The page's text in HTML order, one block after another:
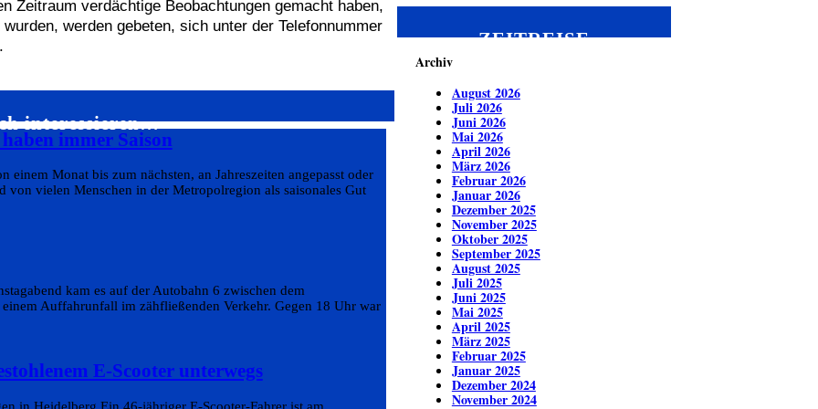
Zeitraum verdächtige Beobachtungen gemacht haben,
werden gebeten, sich unter der Telefonnummer
interessieren…
immer Saison
Monat bis zum nächsten, an Jahreszeiten angepasst oder
vielen Menschen in der Metropolregion als saisonales Gut
kam es auf der Autobahn 6 zwischen dem
Auffahrunfall im zähfließenden Verkehr. Gegen 18 Uhr war
E-Scooter unterwegs
in Heidelberg Ein 46-jähriger E-Scooter-Fahrer ist am
ZEITREISE
Archiv
August 2026
Juli 2026
Juni 2026
Mai 2026
April 2026
März 2026
Februar 2026
Januar 2026
Dezember 2025
November 2025
Oktober 2025
September 2025
August 2025
Juli 2025
Juni 2025
Mai 2025
April 2025
März 2025
Februar 2025
Januar 2025
Dezember 2024
November 2024